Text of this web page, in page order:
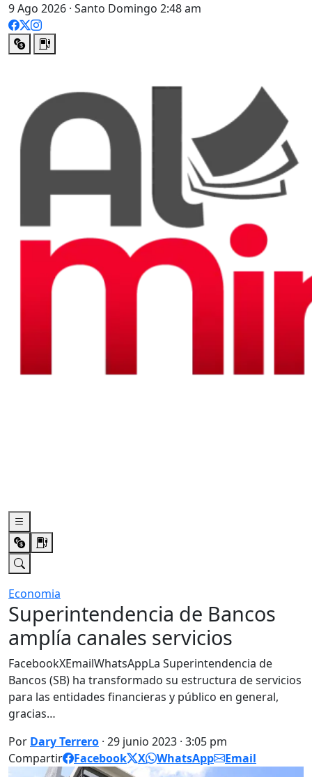
9 Ago 2026 · Santo Domingo 2:48 am
Economia
Superintendencia de Bancos
amplía canales servicios
FacebookXEmailWhatsAppLa Superintendencia de
Bancos (SB) ha transformado su estructura de servicios
para las entidades financieras y público en general,
gracias…
Por Dary Terrero · 29 junio 2023 · 3:05 pm
Compartir
Facebook X WhatsApp Email